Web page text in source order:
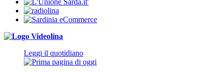
Leggi il quotidiano